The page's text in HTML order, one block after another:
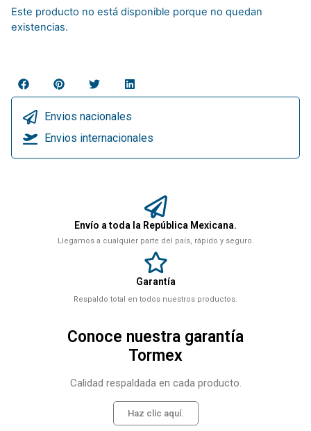
Este producto no está disponible porque no quedan
existencias.
Envios nacionales
Envios internacionales
Envío a toda la República Mexicana.
Llegamos a cualquier parte del país, rápido y seguro.
Garantía
Respaldo total en todos nuestros productos.
Conoce nuestra garantía
Tormex
Calidad respaldada en cada producto.
Haz clic aquí.